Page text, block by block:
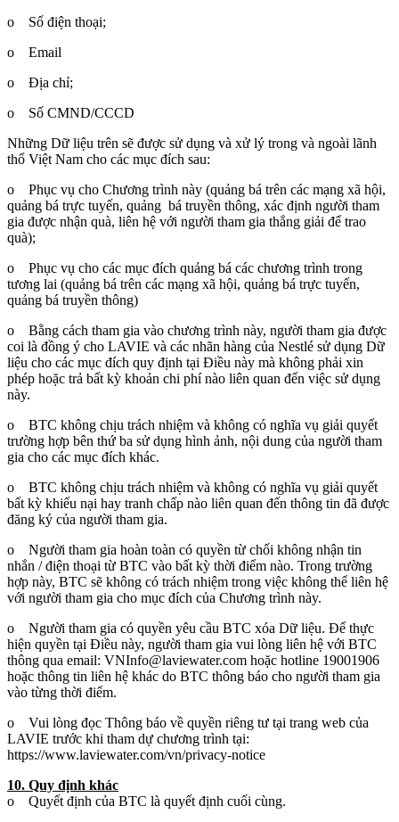
o Số điện thoại;
o Email
o Địa chỉ;
o Số CMND/CCCD
Những Dữ liệu trên sẽ được sử dụng và xử lý trong và ngoài lãnh
thổ Việt Nam cho các mục đích sau:
o Phục vụ cho Chương trình này (quảng bá trên các mạng xã hội,
quảng bá trực tuyến, quảng bá truyền thông, xác định người tham
gia được nhận quà, liên hệ với người tham gia thắng giải để trao
quà);
o Phục vụ cho các mục đích quảng bá các chương trình trong
tương lai (quảng bá trên các mạng xã hội, quảng bá trực tuyến,
quảng bá truyền thông)
o Bằng cách tham gia vào chương trình này, người tham gia được
coi là đồng ý cho LAVIE và các nhãn hàng của Nestlé sử dụng Dữ
liệu cho các mục đích quy định tại Điều này mà không phải xin
phép hoặc trả bất kỳ khoản chi phí nào liên quan đến việc sử dụng
này.
o BTC không chịu trách nhiệm và không có nghĩa vụ giải quyết
trường hợp bên thứ ba sử dụng hình ảnh, nội dung của người tham
gia cho các mục đích khác.
o BTC không chịu trách nhiệm và không có nghĩa vụ giải quyết
bất kỳ khiếu nại hay tranh chấp nào liên quan đến thông tin đã được
đăng ký của người tham gia.
o Người tham gia hoàn toàn có quyền từ chối không nhận tin
nhắn / điện thoại từ BTC vào bất kỳ thời điểm nào. Trong trường
hợp này, BTC sẽ không có trách nhiệm trong việc không thể liên hệ
với người tham gia cho mục đích của Chương trình này.
o Người tham gia có quyền yêu cầu BTC xóa Dữ liệu. Để thực
hiện quyền tại Điều này, người tham gia vui lòng liên hệ với BTC
thông qua email: VNInfo@laviewater.com hoặc hotline 19001906
hoặc thông tin liên hệ khác do BTC thông báo cho người tham gia
vào từng thời điểm.
o Vui lòng đọc Thông báo về quyền riêng tư tại trang web của
LAVIE trước khi tham dự chương trình tại:
https://www.laviewater.com/vn/privacy-notice
10. Quy định khác
o Quyết định của BTC là quyết định cuối cùng.